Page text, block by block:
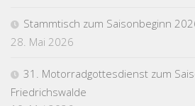
Stammtisch zum Saisonbeginn
28. Mai 2026
31. Motorradgottesdienst zum
Friedrichswalde